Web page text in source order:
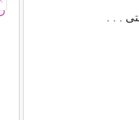
. . .